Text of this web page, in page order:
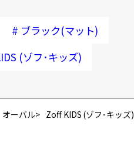
申し込み
# ブラック(マット)
(ゾフ･キッズ)
オーバル Zoff KIDS (ゾフ･キッズ)